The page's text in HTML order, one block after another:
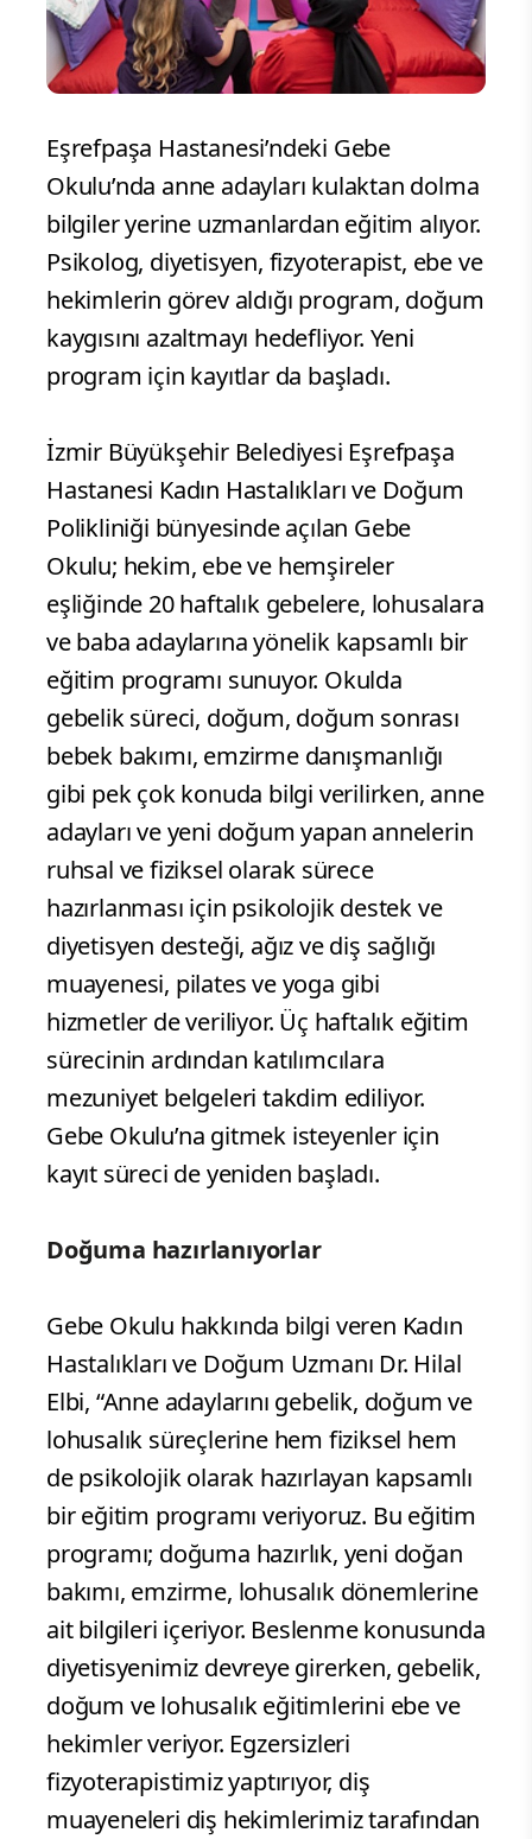
Eşrefpaşa Hastanesi’ndeki Gebe
Okulu’nda anne adayları kulaktan dolma
bilgiler yerine uzmanlardan eğitim alıyor.
Psikolog, diyetisyen, fizyoterapist, ebe ve
hekimlerin görev aldığı program, doğum
kaygısını azaltmayı hedefliyor. Yeni
program için kayıtlar da başladı.
İzmir Büyükşehir Belediyesi Eşrefpaşa
Hastanesi Kadın Hastalıkları ve Doğum
Polikliniği bünyesinde açılan Gebe
Okulu; hekim, ebe ve hemşireler
eşliğinde 20 haftalık gebelere, lohusalara
ve baba adaylarına yönelik kapsamlı bir
eğitim programı sunuyor. Okulda
gebelik süreci, doğum, doğum sonrası
bebek bakımı, emzirme danışmanlığı
gibi pek çok konuda bilgi verilirken, anne
adayları ve yeni doğum yapan annelerin
ruhsal ve fiziksel olarak sürece
hazırlanması için psikolojik destek ve
diyetisyen desteği, ağız ve diş sağlığı
muayenesi, pilates ve yoga gibi
hizmetler de veriliyor. Üç haftalık eğitim
sürecinin ardından katılımcılara
mezuniyet belgeleri takdim ediliyor.
Gebe Okulu’na gitmek isteyenler için
kayıt süreci de yeniden başladı.
Doğuma hazırlanıyorlar
Gebe Okulu hakkında bilgi veren Kadın
Hastalıkları ve Doğum Uzmanı Dr. Hilal
Elbi, “Anne adaylarını gebelik, doğum ve
lohusalık süreçlerine hem fiziksel hem
de psikolojik olarak hazırlayan kapsamlı
bir eğitim programı veriyoruz. Bu eğitim
programı; doğuma hazırlık, yeni doğan
bakımı, emzirme, lohusalık dönemlerine
ait bilgileri içeriyor. Beslenme konusunda
diyetisyenimiz devreye girerken, gebelik,
doğum ve lohusalık eğitimlerini ebe ve
hekimler veriyor. Egzersizleri
fizyoterapistimiz yaptırıyor, diş
muayeneleri diş hekimlerimiz tarafından